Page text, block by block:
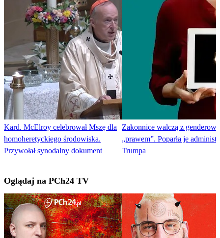
Kard. McElroy celebrował Mszę dla
homoheretyckiego środowiska.
Przywołał synodalny dokument
Zakonnice walczą z
„prawem”. Poparła je
Trumpa
Oglądaj na PCh24 TV